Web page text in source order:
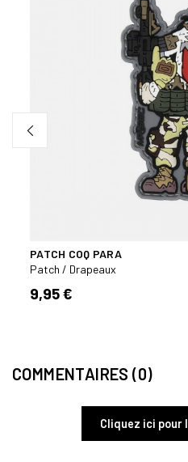
PATCH COQ PARA
Patch / Drapeaux
9,95 €
COMMENTAIRES (0)
Cliquez ici pour